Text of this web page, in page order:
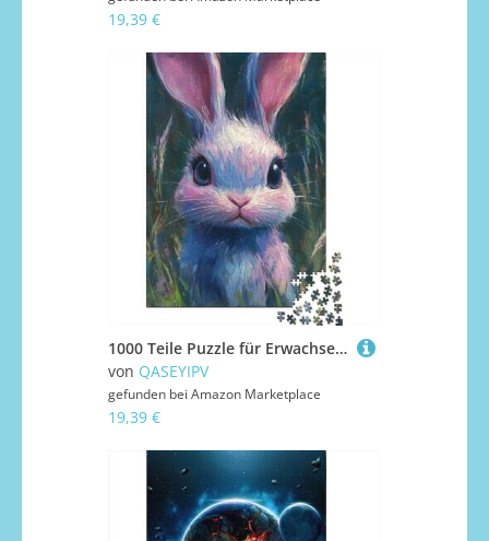
19,39 €
1000 Teile Puzzle für Erwachsene, Osterhase, Papierpuzzle, Familienunterhaltungsspielzeug, 1000 Teile (38 x 26 cm)
von QASEYIPV
gefunden bei Amazon Marketplace
19,39 €